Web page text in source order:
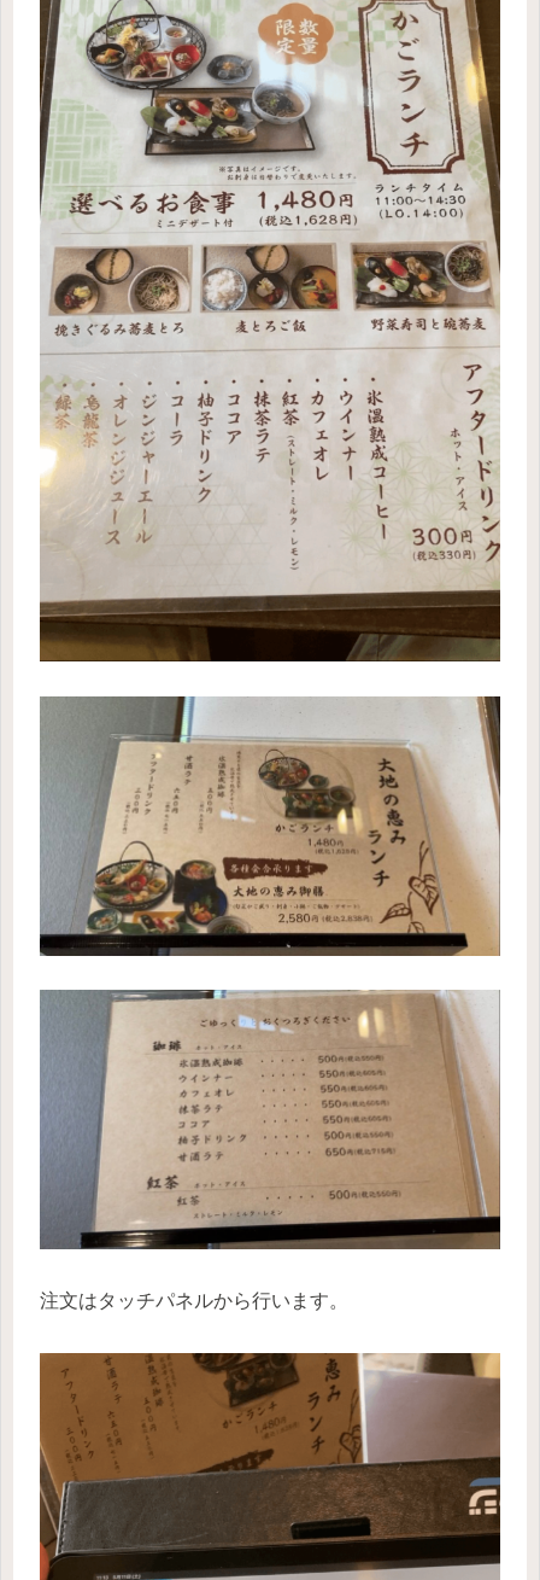
注文はタッチパネルから行います。